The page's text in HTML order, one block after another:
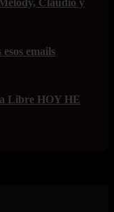
Claudio y
emails
Libre HOY HE